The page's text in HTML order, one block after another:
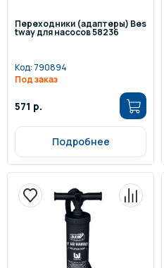
Переходники (адаптеры) Bes
tway для насосов 58236
Код: 790894
Под заказ
571 р.
Подробнее